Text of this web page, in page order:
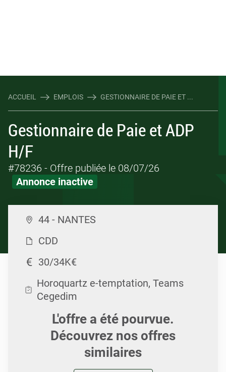
ACCUEIL EMPLOIS GESTIONNAIRE DE PAIE ET ...
Gestionnaire de Paie et ADP
H/F
#78236 - Offre publiée le 08/07/26
Annonce inactive
44 - NANTES
CDD
30/34K€
Horoquartz e-temptation, Teams
Cegedim
L'offre a été pourvue.
Découvrez nos offres
similaires